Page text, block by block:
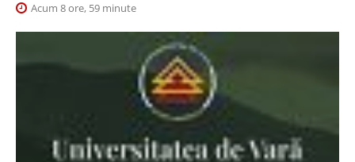
Acum 8 ore, 59 minute